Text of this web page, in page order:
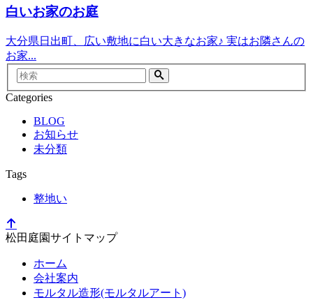
白いお家のお庭
大分県日出町、広い敷地に白い大きなお家♪ 実はお隣さんの
お家...
検
索
Categories
BLOG
お知らせ
未分類
Tags
整地い
松田庭園サイトマップ
ホーム
会社案内
モルタル造形(モルタルアート)